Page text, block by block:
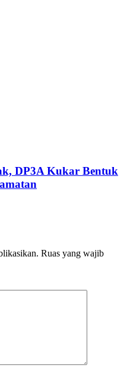
DP3A Kukar Bentuk
Ruas yang wajib